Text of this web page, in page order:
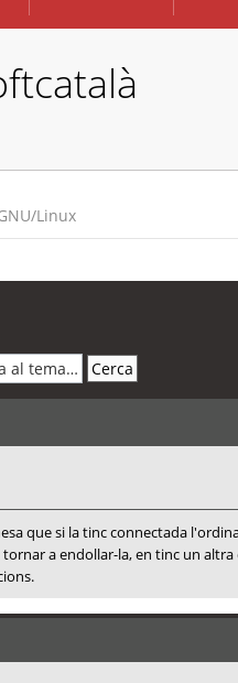
Linux
que si la tinc connectada
a endollar-la, en tinc un